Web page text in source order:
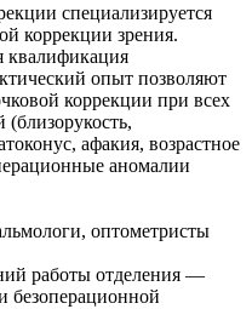
специализируется
коррекции зрения.
квалификация
опыт позволяют
коррекции при всех
афакия, возрастное
аномалии
оптометристы
работы отделения —
безоперационной